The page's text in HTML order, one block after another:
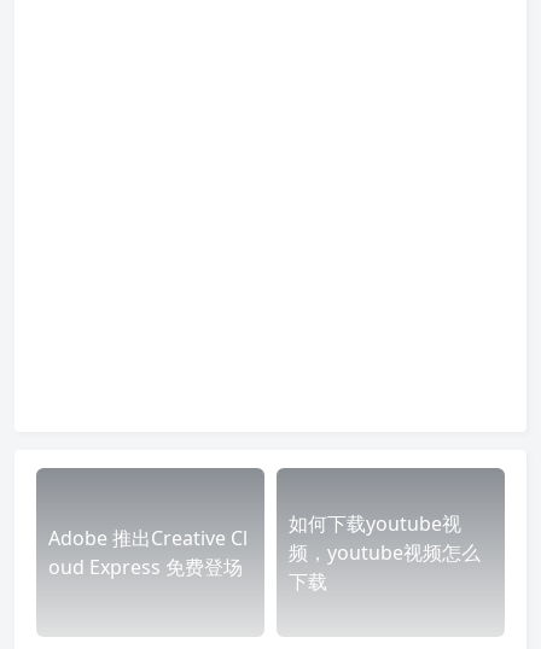
Adobe 推出Creative Cl
oud Express 免费登场
如何下载youtube视
频，youtube视频怎么
下载